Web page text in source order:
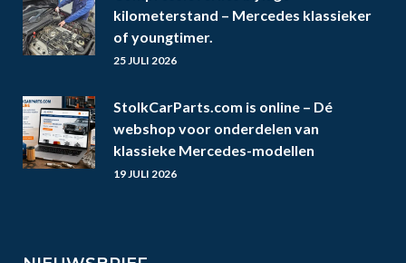
kilometerstand – Mercedes klassieker
of youngtimer.
25 JULI 2026
StolkCarParts.com is online – Dé
webshop voor onderdelen van
klassieke Mercedes-modellen
19 JULI 2026